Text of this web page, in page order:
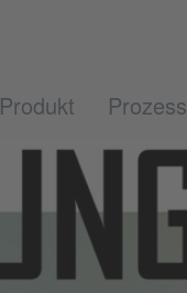
Produkt Prozess